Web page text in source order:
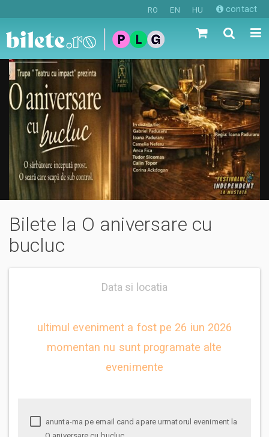
RO EN HU contact
Bilete la O aniversare cu
bucluc
Data si locatia
ultimul eveniment a fost pe 26 iun 2026
momentan nu sunt programate alte
evenimente